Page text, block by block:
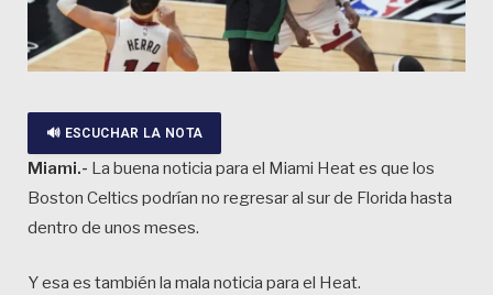
🔊 ESCUCHAR LA NOTA
Miami.- La buena noticia para el Miami Heat es que los
Boston Celtics podrían no regresar al sur de Florida hasta
dentro de unos meses.
Y esa es también la mala noticia para el Heat.